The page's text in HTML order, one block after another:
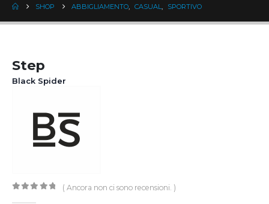
SHOP
ABBIGLIAMENTO CASUAL SPORTIVO
Step
Black Spider
( Ancora non ci sono recensioni. )